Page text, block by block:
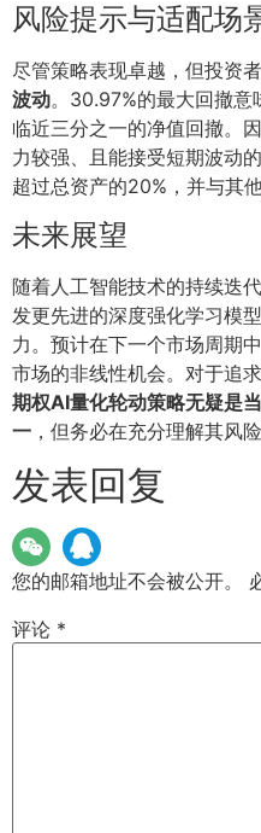
风险提示与适配场
尽管策略表现卓越，但投资
波动。30.97%的最大回撤意
临近三分之一的净值回撤。
力较强、且能接受短期波动
超过总资产的20%，并与其
未来展望
随着人工智能技术的持续迭
发更先进的深度强化学习模
力。预计在下一个市场周期
市场的非线性机会。对于追
期权AI量化轮动策略无疑是
一 ，但务必在充分理解其风
发表回复
您的邮箱地址不会被公开。
评论 *